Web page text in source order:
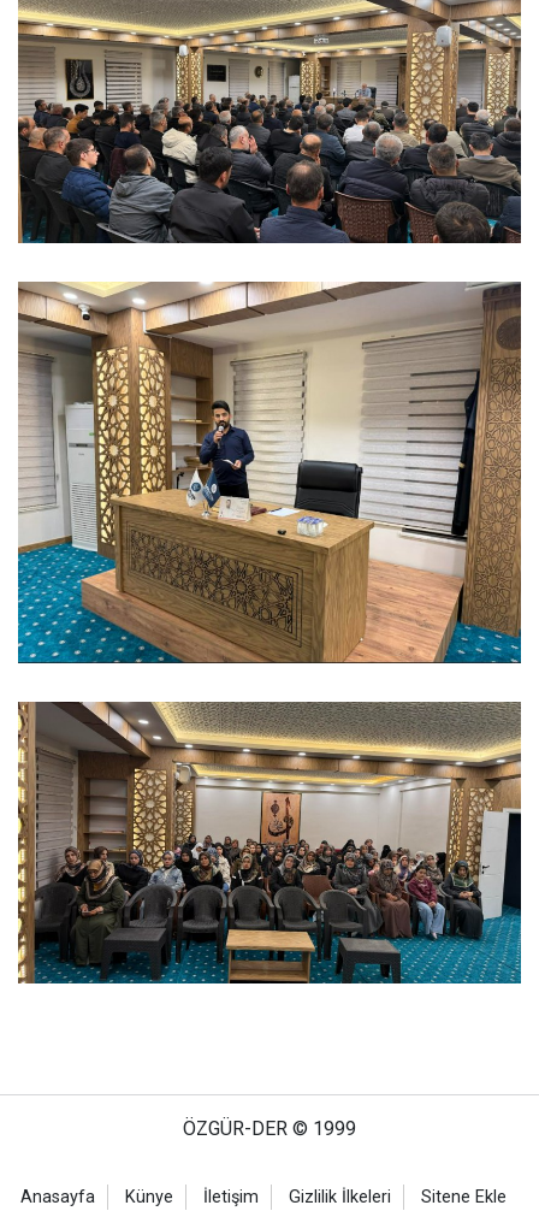
ÖZGÜR-DER © 1999
Anasayfa Künye İletişim Gizlilik İlkeleri Sitene Ekle